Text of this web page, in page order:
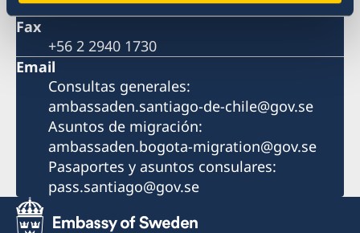
+56 2 2940 1700
Fax
+56 2 2940 1730
Email
Consultas generales:
ambassaden.santiago-de-chile@gov.se
Asuntos de migración:
ambassaden.bogota-migration@gov.se
Pasaportes y asuntos consulares:
pass.santiago@gov.se